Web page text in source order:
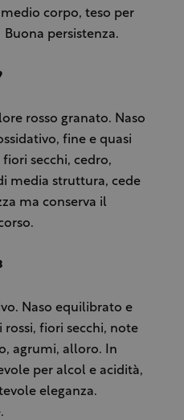
corpo, teso per
persistenza.
rosso granato. Naso
fine e quasi
secchi, cedro,
media struttura, cede
ma conserva il
Naso equilibrato e
fiori secchi, note
agrumi, alloro. In
per alcol e acidità,
eleganza.